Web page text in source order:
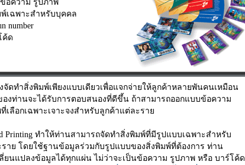
อความ รูปภาพ
เฉพาะสำหรับบุคคล
number
ค้ด
จัดทำสิ่งพิมพ์เพียงแบบเดียวเพื่อแจกจ่ายให้ลูกค้าหลายพันคนเหมือน
องท่านจะได้รับการตอบสนองที่ดีขึ้น ถ้าสามารถออกแบบข้อความ
เลือกเฉพาะเจาะจงสำหรับลูกค้าแต่ละราย
Printing ทำให้ท่านสามารถจัดทำสิ่งพิมพ์ที่มีรูปแบบเฉพาะสำหรับ
าย โดยใช้ฐานข้อมูลร่วมกับรูปแบบของสิ่งพิมพ์ที่ต้องการ ท่าน
ยนแปลงข้อมูลได้ทุกแผ่น ไม่ว่าจะเป็นข้อความ รูปภาพ หรือ บาร์โค้ด